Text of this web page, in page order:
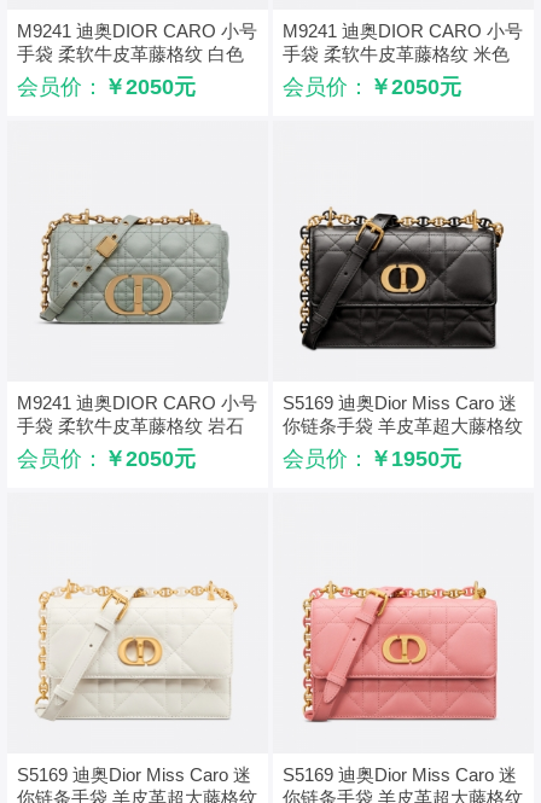
M9241 迪奥DIOR CARO 小号
手袋 柔软牛皮革藤格纹 白色
会员价： ￥2050元
M9241 迪奥DIOR CARO 小号
手袋 柔软牛皮革藤格纹 米色
会员价： ￥2050元
M9241 迪奥DIOR CARO 小号
手袋 柔软牛皮革藤格纹 岩石
灰色
会员价： ￥2050元
S5169 迪奥Dior Miss Caro 迷
你链条手袋 羊皮革超大藤格纹
黑色
会员价： ￥1950元
S5169 迪奥Dior Miss Caro 迷
你链条手袋 羊皮革超大藤格纹
S5169 迪奥Dior Miss Caro 迷
你链条手袋 羊皮革超大藤格纹